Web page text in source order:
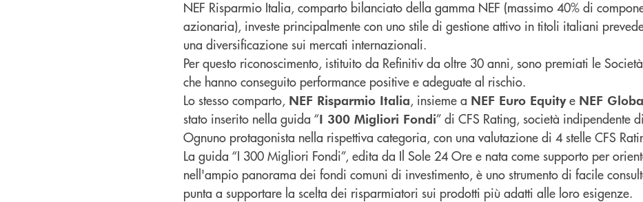
NEF Risparmio Italia, comparto bilanciato della gamma NEF (massimo 40% di
azionaria), investe principalmente con uno stile di gestione attivo in titoli italiani
una diversificazione sui mercati internazionali.
Per questo riconoscimento, istituito da Refinitiv da oltre 30 anni, sono premiati le
che hanno conseguito performance positive e adeguate al rischio.
Lo stesso comparto, NEF Risparmio Italia, insieme a NEF Euro Equitye NEF
stato inserito nella guida “I 300 Migliori Fondi” di CFS Rating, società indipendente
Ognuno protagonista nella rispettiva categoria, con una valutazione di 4 stelle CFS
La guida “I 300 Migliori Fondi”, edita da Il Sole 24 Ore e nata come supporto per
nell'ampio panorama dei fondi comuni di investimento, è uno strumento di facile
punta a supportare la scelta dei risparmiatori sui prodotti più adatti alle loro esigenze.